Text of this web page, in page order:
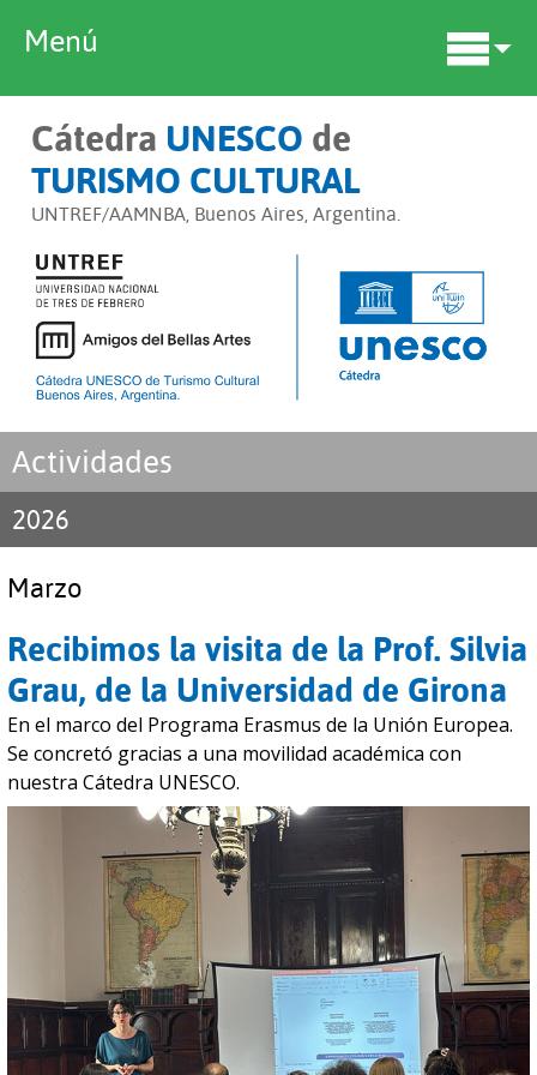
Cátedra UNESCO de
TURISMO CULTURAL
UNTREF/AAMNBA, Buenos Aires, Argentina.
Menú
Actividades
2026
Marzo
Recibimos la visita de la Prof. Silvia
Grau, de la Universidad de Girona
En el marco del Programa Erasmus de la Unión Europea.
Se concretó gracias a una movilidad académica con
nuestra Cátedra UNESCO.